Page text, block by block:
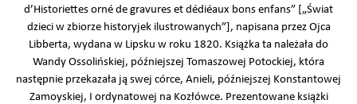
d’Historiettes orné de gravures et dédiéaux bons enfans” [„Świat
dzieci w zbiorze historyjek ilustrowanych”], napisana przez Ojca
Libberta, wydana w Lipsku w roku 1820. Książka ta należała do
Wandy Ossolińskiej, późniejszej Tomaszowej Potockiej, która
następnie przekazała ją swej córce, Anieli, późniejszej Konstantowej
Zamoyskiej, I ordynatowej na Kozłówce. Prezentowane książki